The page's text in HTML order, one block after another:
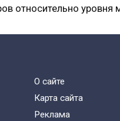
относительно уровня
О сайте
Карта сайта
Реклама